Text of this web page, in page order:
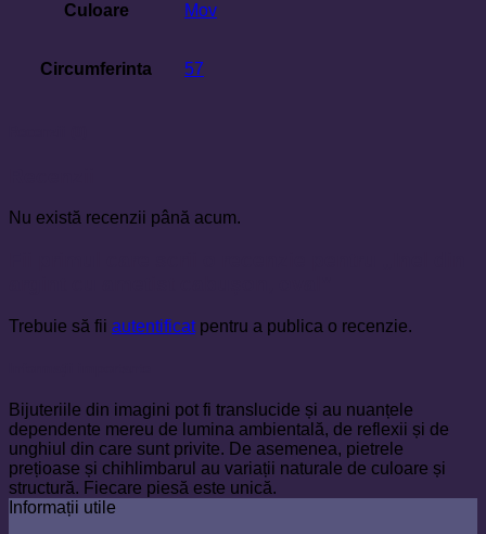
Culoare Mov
Circumferinta 57
Nu există recenzii până acum.
Trebuie să fii autentificatpentru a publica o recenzie.
Bijuteriile din imagini pot fi translucide și au nuanțele
dependente mereu de lumina ambientală, de reflexii și de
unghiul din care sunt privite. De asemenea, pietrele
prețioase și chihlimbarul au variații naturale de culoare și
structură. Fiecare piesă este unică.
Informații utile